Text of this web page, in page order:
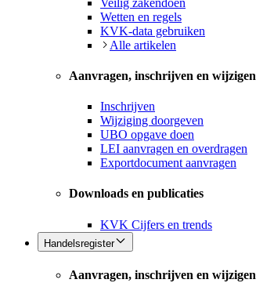
Wetten en regels
KVK-data gebruiken
Alle artikelen
Aanvragen, inschrijven en wijzigen
Inschrijven
Wijziging doorgeven
UBO opgave doen
LEI aanvragen en overdragen
Exportdocument aanvragen
Downloads en publicaties
KVK Cijfers en trends
Handelsregister
Aanvragen, inschrijven en wijzigen